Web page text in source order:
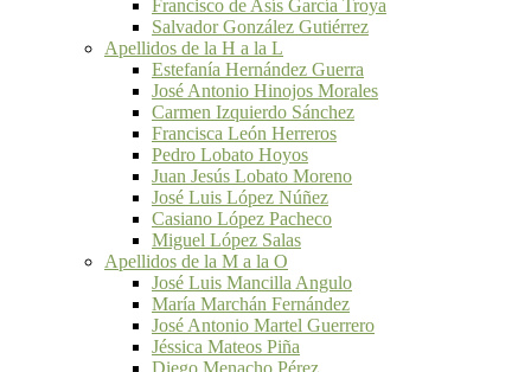
Francisco de Asís García Troya
Salvador González Gutiérrez
Apellidos de la H a la L
Estefanía Hernández Guerra
José Antonio Hinojos Morales
Carmen Izquierdo Sánchez
Francisca León Herreros
Pedro Lobato Hoyos
Juan Jesús Lobato Moreno
José Luis López Núñez
Casiano López Pacheco
Miguel López Salas
Apellidos de la M a la O
José Luis Mancilla Angulo
María Marchán Fernández
José Antonio Martel Guerrero
Jéssica Mateos Piña
Diego Menacho Pérez